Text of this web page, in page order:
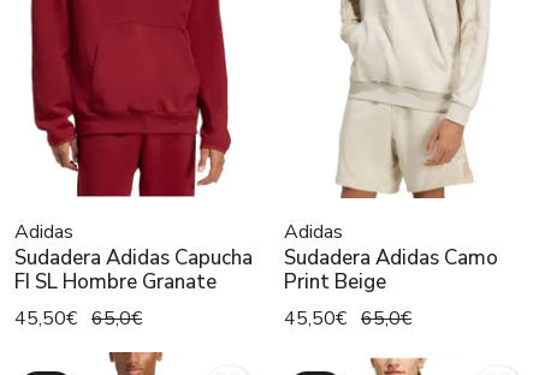
Adidas
Sudadera Adidas Capucha
FI SL Hombre Granate
45,50€ 65,0€
Adidas
Sudadera Adidas Camo
Print Beige
45,50€ 65,0€